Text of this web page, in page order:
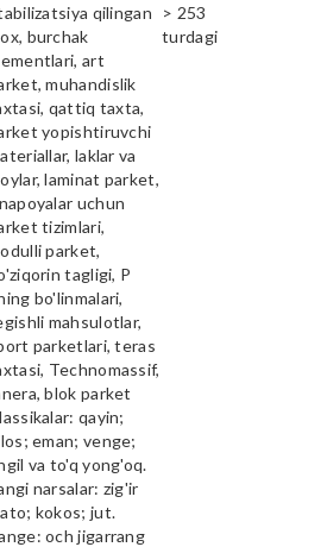
qilingan
burchak
art
muhandislik
qattiq taxta,
yopishtiruvchi
laklar va
laminat parket,
uchun
tizimlari,
parket,
tagligi, P
bo'linmalari,
mahsulotlar,
parketlari, teras
Technomassif,
blok parket
> 253
turdagi
qayin;
eman; venge;
va to'q yong'oq.
narsalar: zig'ir
kokos; jut.
och jigarrang